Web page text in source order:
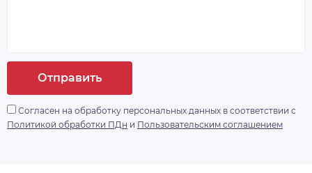
Отправить
Согласен на обработку персональных данных в соответствии с
Политикой обработки ПДн и Пользовательским соглашением